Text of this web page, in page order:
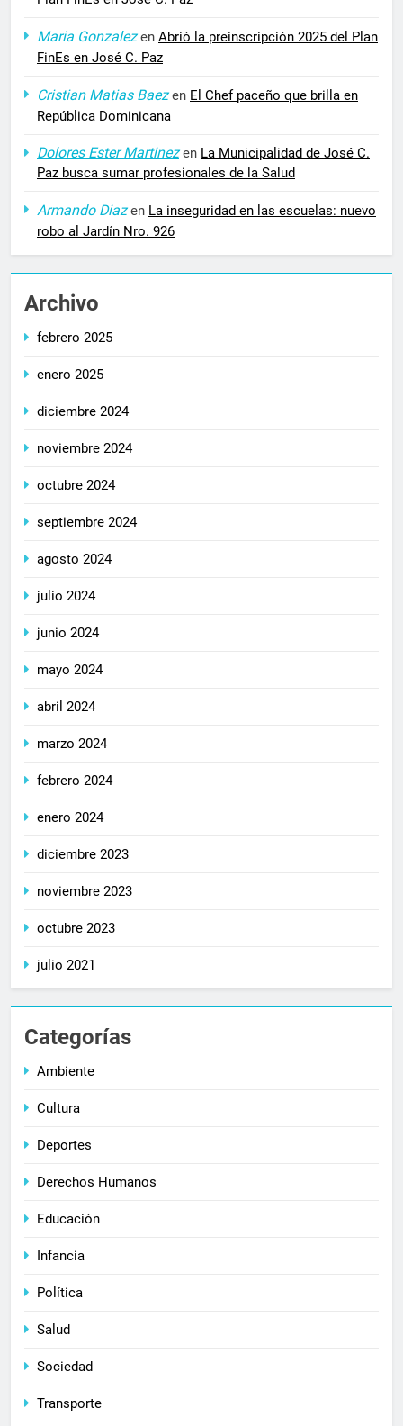
Maria Gonzalezen Abrió la preinscripción 2025 del Plan
FinEs en José C. Paz
Cristian Matias Baezen El Chef paceño que brilla en
República Dominicana
Dolores Ester Martinezen La Municipalidad de José C.
Paz busca sumar profesionales de la Salud
Armando Diazen La inseguridad en las escuelas: nuevo
robo al Jardín Nro. 926
Archivo
febrero 2025
enero 2025
diciembre 2024
noviembre 2024
octubre 2024
septiembre 2024
agosto 2024
julio 2024
junio 2024
mayo 2024
abril 2024
marzo 2024
febrero 2024
enero 2024
diciembre 2023
noviembre 2023
octubre 2023
julio 2021
Categorías
Ambiente
Cultura
Deportes
Derechos Humanos
Educación
Infancia
Política
Salud
Sociedad
Transporte